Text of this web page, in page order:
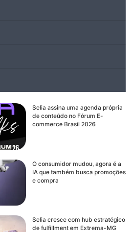
Selia assina uma agenda própria
de conteúdo no Fórum E-
commerce Brasil 2026
O consumidor mudou, agora é a
IA que também busca promoções
e compra
Selia cresce com hub estratégico
de fulfillment em Extrema-MG